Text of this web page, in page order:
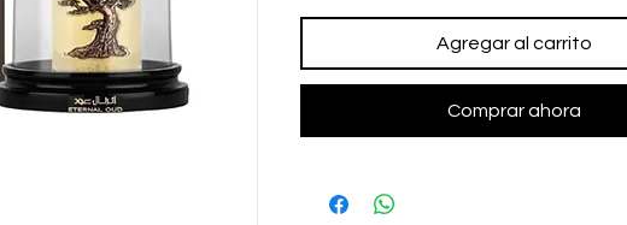
Agregar al carrito
Comprar ahora